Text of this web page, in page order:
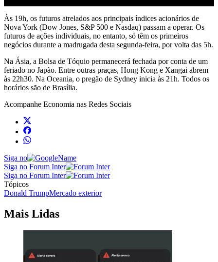
Às 19h, os futuros atrelados aos principais índices acionários de
Nova York (Dow Jones, S&P 500 e Nasdaq) passam a operar. Os
futuros de ações individuais, no entanto, só têm os primeiros
negócios durante a madrugada desta segunda-feira, por volta das 5h.
Na Ásia, a Bolsa de Tóquio permanecerá fechada por conta de um
feriado no Japão. Entre outras praças, Hong Kong e Xangai abrem
às 22h30. Na Oceania, o pregão de Sydney inicia às 21h. Todos os
horários são de Brasília.
Acompanhe Economia nas Redes Sociais
Siga no
Siga no Forum Inter
Siga no Forum Inter
Tópicos
Donald TrumpMercado exterior
Mais Lidas